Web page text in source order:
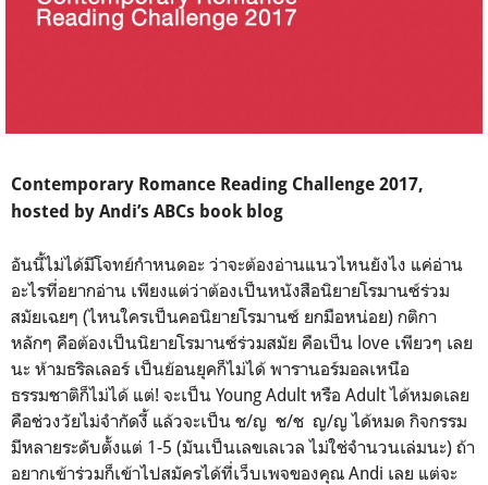
Contemporary Romance Reading Challenge 2017,
hosted by Andi’s ABCs book blog
อันนี้ไม่ได้มีโจทย์กำหนดอะ ว่าจะต้องอ่านแนวไหนยังไง แค่อ่าน
อะไรที่อยากอ่าน เพียงแต่ว่าต้องเป็นหนังสือนิยายโรมานซ์ร่วม
สมัยเฉยๆ (ไหนใครเป็นคอนิยายโรมานซ์ ยกมือหน่อย) กติกา
หลักๆ คือต้องเป็นนิยายโรมานซ์ร่วมสมัย คือเป็น love เพียวๆ เลย
นะ ห้ามธริลเลอร์ เป็นย้อนยุคก็ไม่ได้ พารานอร์มอลเหนือ
ธรรมชาติก็ไม่ได้ แต่! จะเป็น Young Adult หรือ Adult ได้หมดเลย
คือช่วงวัยไม่จำกัดงี้ แล้วจะเป็น ช/ญ ช/ช ญ/ญ ได้หมด กิจกรรม
มีหลายระดับตั้งแต่ 1-5 (มันเป็นเลขเลเวล ไม่ใช่จำนวนเล่มนะ) ถ้า
อยากเข้าร่วมก็เข้าไปสมัครได้ที่เว็บเพจของคุณ Andi เลย แต่จะ